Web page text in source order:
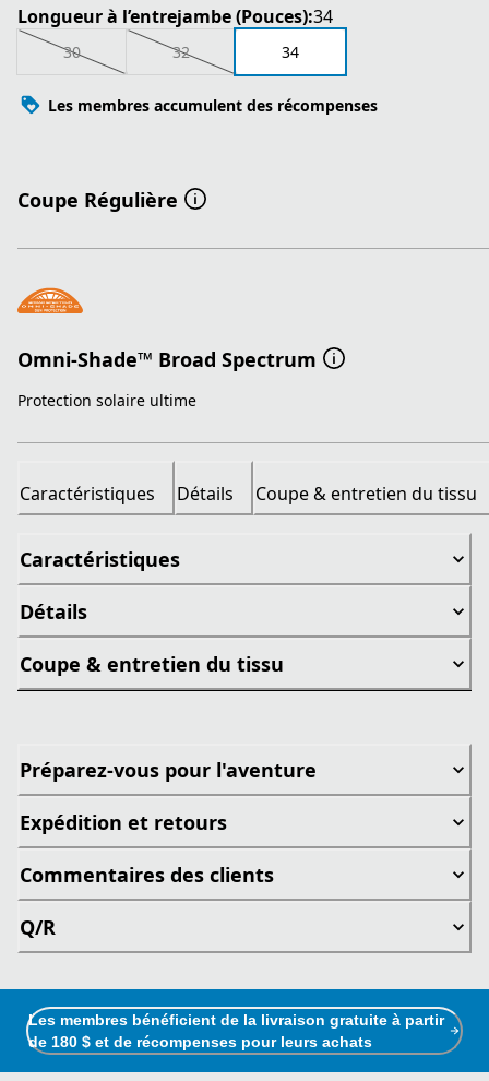
Longueur à l’entrejambe (Pouces):34
30 32 34
Les membres accumulent des récompenses
Coupe Régulière
Omni-Shade™ Broad Spectrum
Protection solaire ultime
Caractéristiques Détails Coupe & entretien du tissu
Caractéristiques
Détails
Coupe & entretien du tissu
Préparez-vous pour l'aventure
Expédition et retours
Commentaires des clients
Q/R
Les membres bénéficient de la livraison gratuite à partir
de 180 $ et de récompenses pour leurs achats